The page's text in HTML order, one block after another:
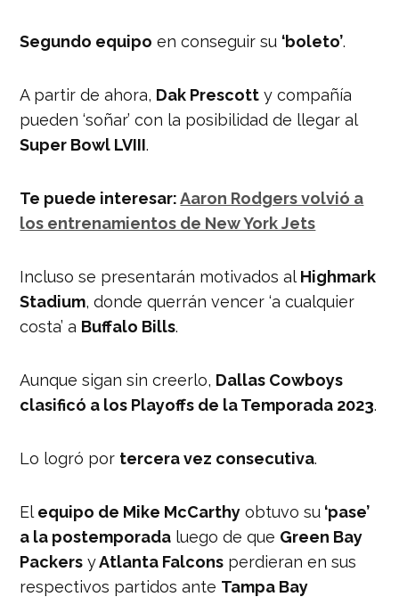
Segundo equipo en conseguir su ‘boleto’.
A partir de ahora, Dak Prescott y compañía
pueden ‘soñar’ con la posibilidad de llegar al
Super Bowl LVIII.
Te puede interesar:Aaron Rodgers volvió a
los entrenamientos de New York Jets
Incluso se presentarán motivados al Highmark
Stadium, donde querrán vencer ‘a cualquier
costa’ a Buffalo Bills.
Aunque sigan sin creerlo, Dallas Cowboys
clasificó a los Playoffs de la Temporada 2023.
Lo logró por tercera vez consecutiva.
El equipo de Mike McCarthy obtuvo su ‘pase’
a la postemporada luego de que Green Bay
Packers yAtlanta Falcons perdieran en sus
respectivos partidos ante Tampa Bay